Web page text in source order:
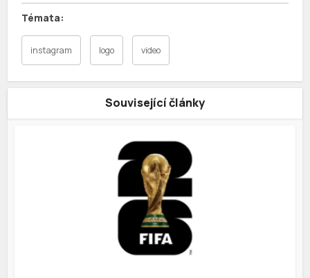
instagram logo video
Související články